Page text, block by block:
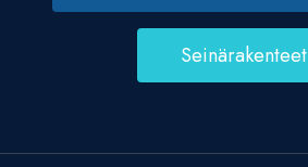
Seinärakenteet